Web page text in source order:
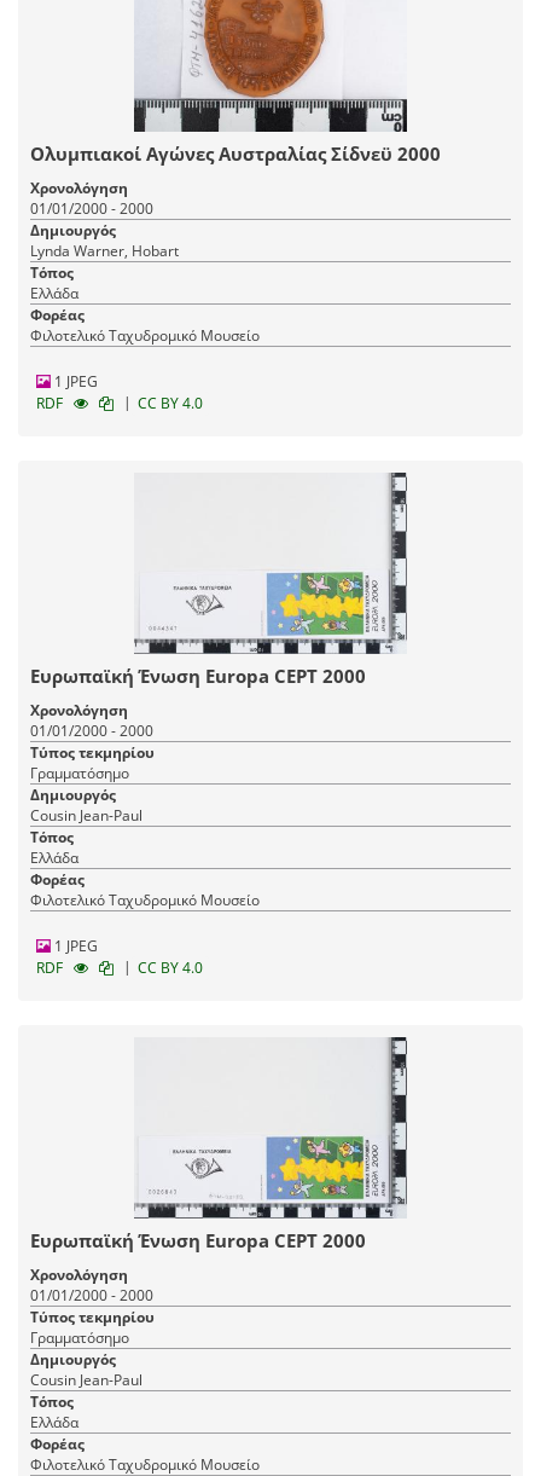
Ολυμπιακοί Αγώνες Αυστραλίας Σίδνεϋ 2000
Χρονολόγηση
01/01/2000 - 2000
Δημιουργός
Lynda Warner, Hobart
Τόπος
Ελλάδα
Φορέας
Φιλοτελικό Ταχυδρομικό Μουσείο
1 JPEG
RDF
| CC BY 4.0
Ευρωπαϊκή Ένωση Europa CEPT 2000
Χρονολόγηση
01/01/2000 - 2000
Τύπος τεκμηρίου
Γραμματόσημο
Δημιουργός
Cousin Jean-Paul
Τόπος
Ελλάδα
Φορέας
Φιλοτελικό Ταχυδρομικό Μουσείο
1 JPEG
RDF
| CC BY 4.0
Ευρωπαϊκή Ένωση Europa CEPT 2000
Χρονολόγηση
01/01/2000 - 2000
Τύπος τεκμηρίου
Γραμματόσημο
Δημιουργός
Cousin Jean-Paul
Τόπος
Ελλάδα
Φορέας
Φιλοτελικό Ταχυδρομικό Μουσείο